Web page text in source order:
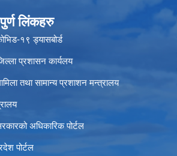
लिंकहरु
१९ ड्यासबोर्ड
प्रशासन कार्यलय
तथा सामान्य प्रशाशन मन्त्रालय
अधिकारिक पोर्टल
पोर्टल